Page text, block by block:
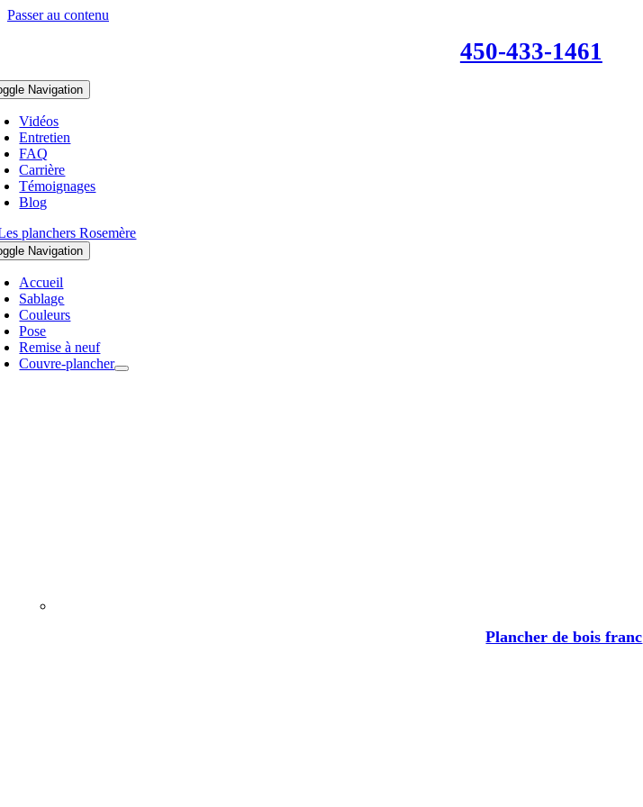
Passer au contenu
450-433-1461
Navigation
Vidéos
Entretien
FAQ
Carrière
Témoignages
Blog
Navigation
Accueil
Sablage
Couleurs
Pose
Remise à neuf
Couvre-plancher
Plancher de bois franc